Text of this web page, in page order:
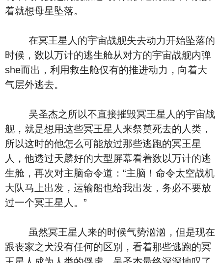
着就想母星坠落。
在冥王星人的宇宙战舰失去动力开始坠落的
时候，数以万计的逃生舱从对方的宇宙战舰内弹
she而出，利用救生舱仅有的推进动力，向着大
气层外逃去。
吴圣杰之所以不直接摧毁冥王星人的宇宙战
舰，就是想用这些冥王星人来祭奠死去的人类，
所以这时的他怎么可能放过那些逃跑的冥王星
人，他透过天麟好的大型屏幕看着数以万计的逃
生舱，再次对主脑命令道：“主脑！命令太空战机
大队马上出发，运输船也给我出发，务必不要放
过一个冥王星人。”
虽然冥王星人来的时候气势汹汹，但是现在
跟丧家之犬没有任何的区别，看着那些逃跑的冥